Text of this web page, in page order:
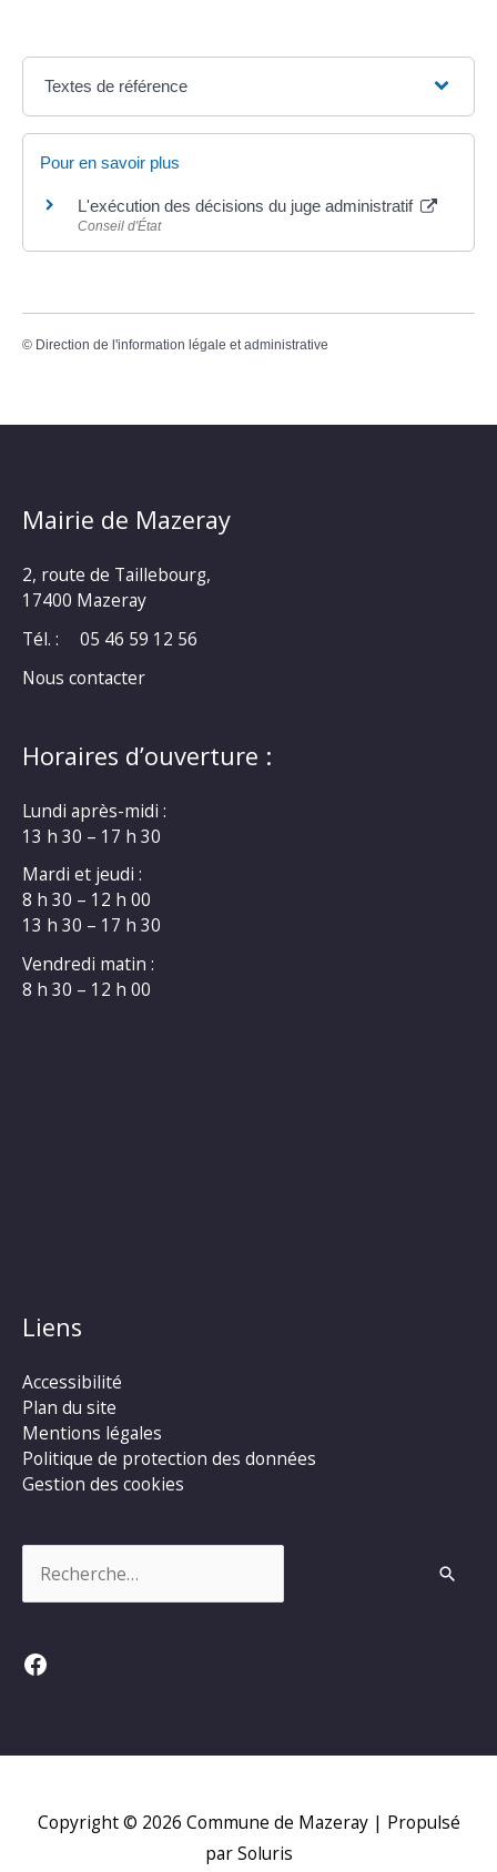
Textes de référence
Pour en savoir plus
L'exécution des décisions du juge administratif
Conseil d'État
© Direction de l'information légale et administrative
Mairie de Mazeray
2, route de Taillebourg,
17400 Mazeray
Tél. :
05 46 59 12 56
Nous contacter
Horaires d’ouverture :
Lundi après-midi :
13 h 30 – 17 h 30
Mardi et jeudi :
8 h 30 – 12 h 00
13 h 30 – 17 h 30
Vendredi matin :
8 h 30 – 12 h 00
Liens
Accessibilité
Plan du site
Mentions légales
Politique de protection des données
Gestion des cookies
Facebook
Copyright © 2026 Commune de Mazeray| Propulsé
par Soluris